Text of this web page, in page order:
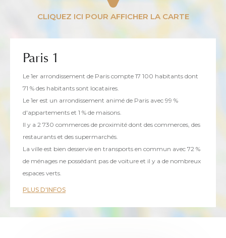
Paris 1
Le 1er arrondissement de Paris compte 17 100 habitants dont
71 % des habitants sont locataires.
Le 1er est un arrondissement animé de Paris avec 99 %
d'appartements et 1 % de maisons.
Il y a 2 730 commerces de proximité dont des commerces, des
restaurants et des supermarchés.
La ville est bien desservie en transports en commun avec 72 %
de ménages ne possédant pas de voiture et il y a de nombreux
espaces verts.
PLUS D'INFOS